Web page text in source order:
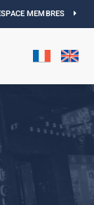
DATES I
MEMBRES